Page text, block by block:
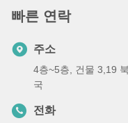
빠른 연락
주소
4층~5층, 건물 3,19
국
전화